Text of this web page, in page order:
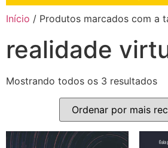
Início / Produtos marcados com a
realidade
Mostrando todos os 3 resultados